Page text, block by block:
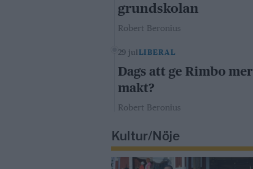
grundskolan
Robert Beronius
29 jul LIBERAL
Dags att ge Rimbo mer
makt?
Robert Beronius
Kultur/Nöje